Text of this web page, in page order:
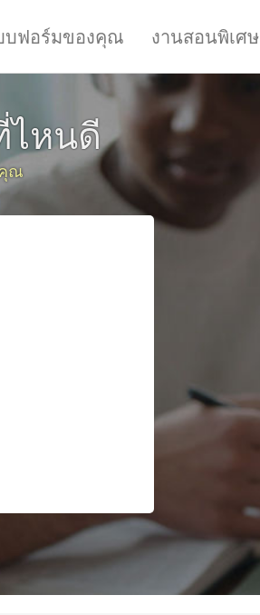
บฟอร์มของคุณ งานสอนพิเศษ
ไหนดี
ณ